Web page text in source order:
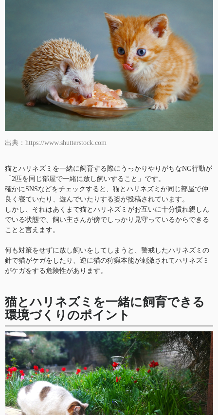
出典：https://www.shutterstock.com
猫とハリネズミを一緒に飼育する際にうっかりやりがちなNG行動が
「2匹を同じ部屋で一緒に放し飼いすること」です。
確かにSNSなどをチェックすると、猫とハリネズミが同じ部屋で仲
良く寝ていたり、遊んでいたりする姿が投稿されています。
しかし、それはあくまで猫とハリネズミがお互いに十分慣れ親しん
でいる状態で、飼い主さんが傍でしっかり見守っているからできる
ことと言えます。
何も対策をせずに放し飼いをしてしまうと、警戒したハリネズミの
針で猫がケガをしたり、逆に猫の狩猟本能が刺激されてハリネズミ
がケガをする危険性があります。
猫とハリネズミを一緒に飼育できる
環境づくりのポイント